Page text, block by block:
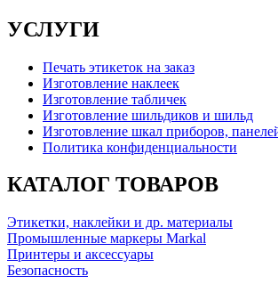
УСЛУГИ
Печать этикеток на заказ
Изготовление наклеек
Изготовление табличек
Изготовление шильдиков и шильд
Изготовление шкал приборов,
Политика конфиденциальности
КАТАЛОГ ТОВАРОВ
Этикетки, наклейки и др. материалы
Промышленные маркеры Markal
Принтеры и аксессуары
Безопасность